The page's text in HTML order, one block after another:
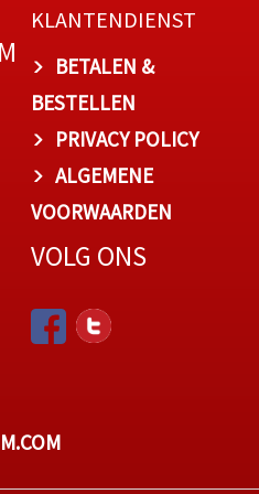
KLANTENDIENST
BETALEN &
BESTELLEN
PRIVACY POLICY
ALGEMENE
VOORWAARDEN
VOLG ONS